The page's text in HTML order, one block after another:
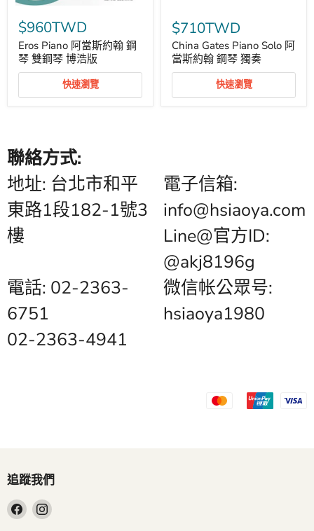
Eros
Piano
阿
當
斯
約
翰
琴
博
浩
版
$960TWD
Eros Piano 阿當斯約翰 鋼
琴 雙鋼琴 博浩版
快速瀏覽
Gates
Piano
Solo
阿
當
斯
翰
$710TWD
China Gates Piano Solo 阿
當斯約翰 鋼琴 獨奏
快速瀏覽
聯絡方式:
地址: 台北市和平
東路1段182-1號3
樓
電話: 02-2363-
6751
02-2363-4941
電子信箱:
info@hsiaoya.com
Line@官方ID:
@akj8196g
微信帐公眾号:
hsiaoya1980
追蹤我們
在
Facebook
在